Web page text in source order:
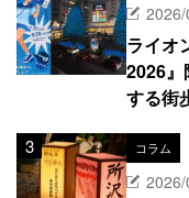
2026/
ライオ
2026』
する街
コラム
2026/